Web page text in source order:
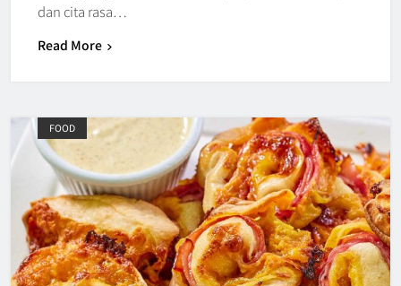
dan cita rasa…
Read More
FOOD